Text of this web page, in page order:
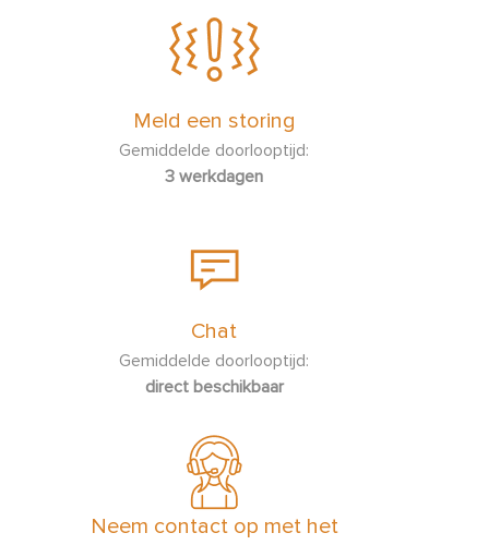
Meld een storing
Gemiddelde doorlooptijd:
3 werkdagen
Chat
Gemiddelde doorlooptijd:
direct beschikbaar
Neem contact op met het